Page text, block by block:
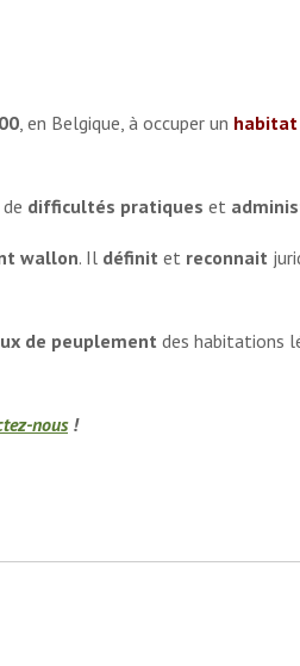
, en Belgique, à occuper un
difficultés pratiques et
wallon. Il définit et reconnait
de peuplement des habitations
nous!